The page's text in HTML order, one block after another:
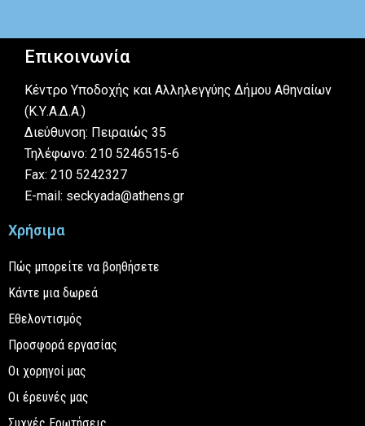
Επικοινωνία
Κέντρο Υποδοχής και Αλληλεγγύης Δήμου Αθηναίων
(Κ.Υ.Α.Δ.Α.)
Διεύθυνση: Πειραιώς 35
Τηλέφωνο: 210 5246515-6
Fax: 210 5242327
E-mail: seckyada@athens.gr
Χρήσιμα
Πώς μπορείτε να βοηθήσετε
Κάντε μια δωρεά
Εθελοντισμός
Προσφορά εργασίας
Οι χορηγοί μας
Οι έρευνές μας